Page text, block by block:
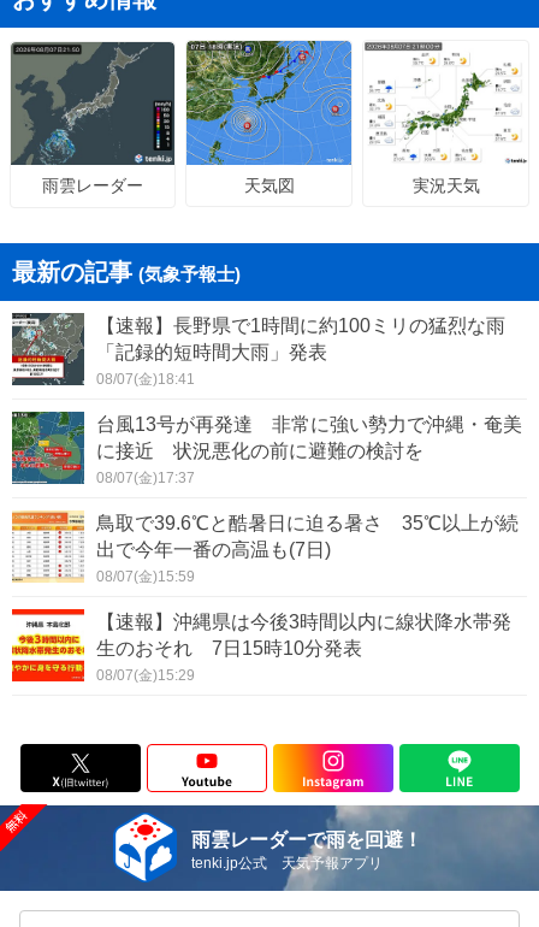
雨雲レーダー 天気図 実況天気
最新の記事 (気象予報士)
【速報】長野県で1時間に約100ミリの猛烈な雨
「記録的短時間大雨」発表
08/07(金)18:41
台風13号が再発達 非常に強い勢力で沖縄・奄美
に接近 状況悪化の前に避難の検討を
08/07(金)17:37
鳥取で39.6℃と酷暑日に迫る暑さ 35℃以上が続
出で今年一番の高温も(7日)
08/07(金)15:59
【速報】沖縄県は今後3時間以内に線状降水帯発
生のおそれ 7日15時10分発表
08/07(金)15:29
雨雲レーダーで雨を回避！
tenki.jp公式 天気予報アプリ